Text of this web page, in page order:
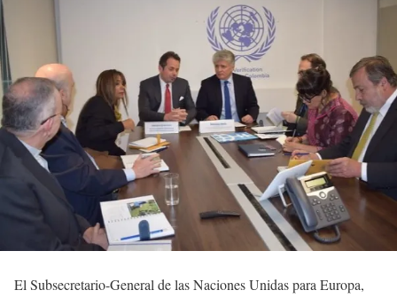
El Subsecretario-General de las Naciones Unidas para Europa,